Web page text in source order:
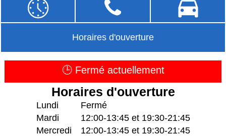
Horaires d'ouverture
🕒 Fermé actuellement
Horaires d'ouverture
Lundi
Fermé
Mardi
12:00-13:45 et 19:30-21:45
Mercredi
12:00-13:45 et 19:30-21:45